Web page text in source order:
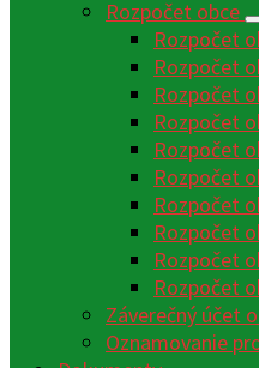
Rozpočet obce
Rozpočet
Rozpočet
Rozpočet
Rozpočet
Rozpočet
Rozpočet
Rozpočet
Rozpočet
Rozpočet
Rozpočet
Záverečný účet
Oznamovanie